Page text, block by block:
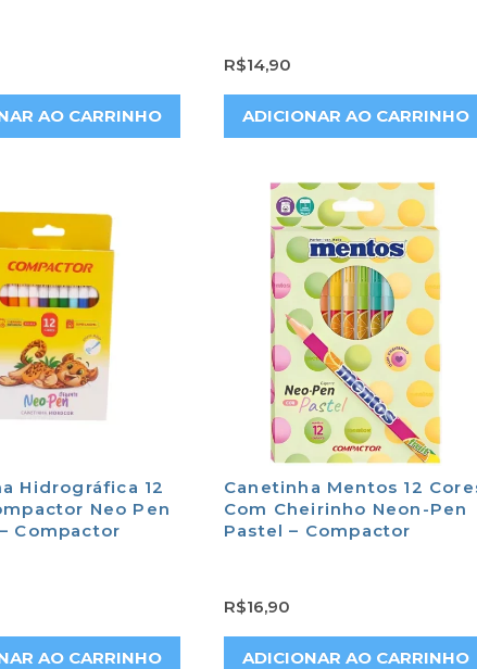
AO CARRINHO
R$14,90
ADICIONAR AO CARRINHO
Hidrográfica 12
Neo Pen
Compactor
AO CARRINHO
Canetinha Mentos 12
Com Cheirinho Neon-Pen
Pastel – Compactor
R$16,90
ADICIONAR AO CARRINHO